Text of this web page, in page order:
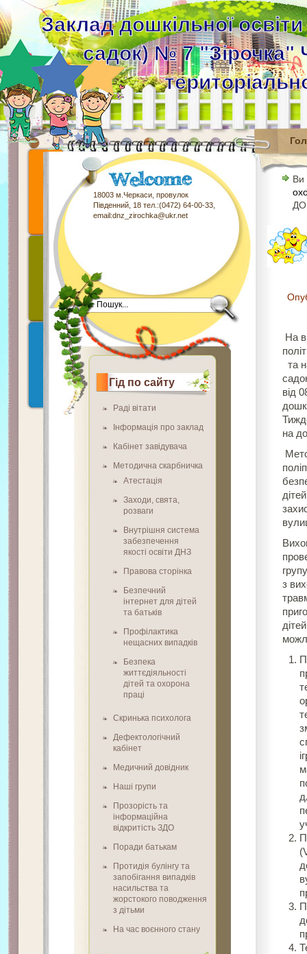
Заклад дошкільної
садок) № 7 "Зірочка"
18003 м.Черкаси, провулок
Південний, 18 тел.:(0472) 64-00-33,
email:dnz_zirochka@ukr.net
Гід по сайту
Раді вітати
Інформація про заклад
Кабінет завідувача
Методична скарбничка
Атестація
Заходи, свята,
розваги
Внутрішня система
забезпечення
якості освіти ДНЗ
Правова сторінка
Безпечний
інтернет для дітей
та батьків
Профілактика
нещасних випадків
Безпека
життєдіяльності
дітей та охорона
праці
Скринька психолога
Дефектологічний
кабінет
Медичний довідник
Наші групи
Прозорість та
інформаційна
відкритість ЗДО
Поради батькам
Протидія булінгу та
запобігання випадків
насильства та
жорстокого поводження
з дітьми
На час воєнного стану
Ви
На
та
від
на
з